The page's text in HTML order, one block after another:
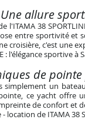
Une allure
l'ITAMA 38
entre sportivité et
croisière, c'est une
: l'élégance sportive à
de
simplement un
ce yacht offre
de confort et
location de ITAMA 38